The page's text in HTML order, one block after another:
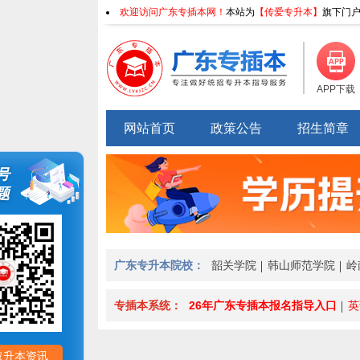
欢迎访问广东专插本网！ 本站为 【传爱专升本】 旗下门
APP下载
网站首页 政策公告 招生简章
广东专升本院校： 韶关学院 韩山师范学院 岭
专插本系统： 26年广东专插本报名指导入口
升本资讯